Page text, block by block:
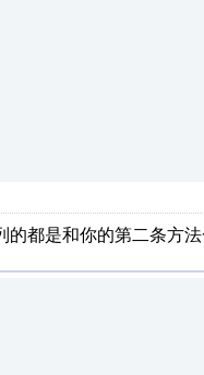
的都是和你的第二条方